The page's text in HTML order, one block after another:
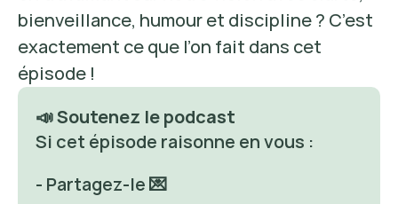
bienveillance, humour et discipline ? C’est
exactement ce que l’on fait dans cet
épisode !
📣 Soutenez le podcast
Si cet épisode raisonne en vous :
- Partagez-le 💌